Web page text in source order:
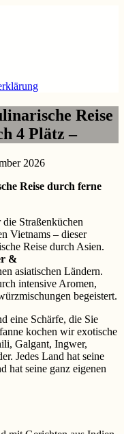
Reise
4 Plätz –
2026
Reise durch ferne
Straßenküchen
Vietnams – dieser
Reise durch Asien.
&
asiatischen Ländern.
intensive Aromen,
begeistert.
eine Schärfe, die Sie
kochen wir exotische
Galgant, Ingwer,
Jedes Land hat seine
hat seine ganz eigenen